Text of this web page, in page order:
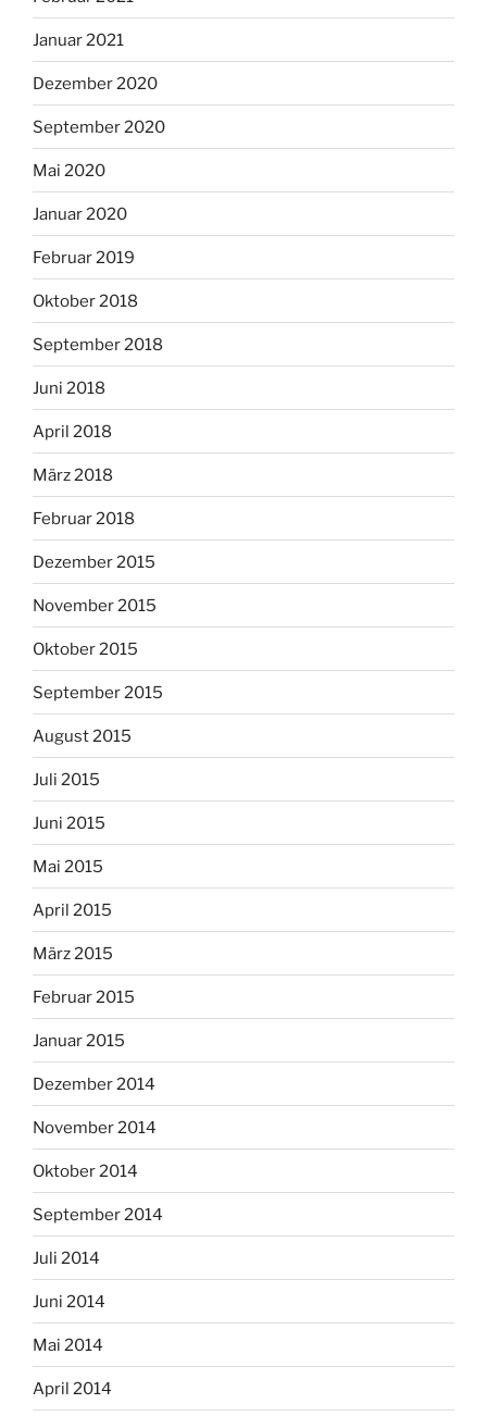
Januar 2021
Dezember 2020
September 2020
Mai 2020
Januar 2020
Februar 2019
Oktober 2018
September 2018
Juni 2018
April 2018
März 2018
Februar 2018
Dezember 2015
November 2015
Oktober 2015
September 2015
August 2015
Juli 2015
Juni 2015
Mai 2015
April 2015
März 2015
Februar 2015
Januar 2015
Dezember 2014
November 2014
Oktober 2014
September 2014
Juli 2014
Juni 2014
Mai 2014
April 2014